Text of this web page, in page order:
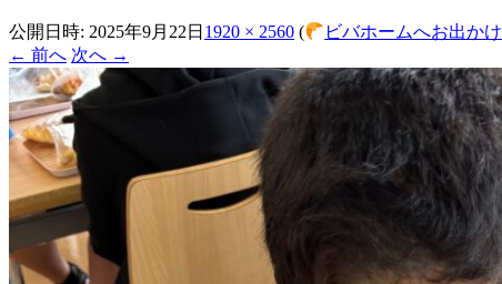
公開日時: 2025年9月22日 1920 × 2560 ( ビバホームへお出かけ
← 前へ 次へ →